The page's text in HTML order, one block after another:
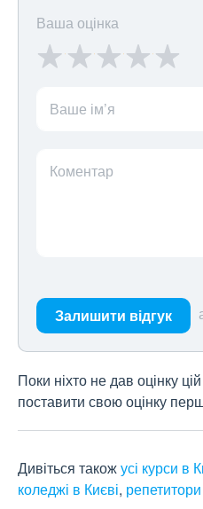
Ваша оцінка
Ваше ім’я
Коментар
Залишити відгук
Поки ніхто не дав оцінку
поставити свою оцінку
Дивіться такожусі курси в
коледжі в Києві,